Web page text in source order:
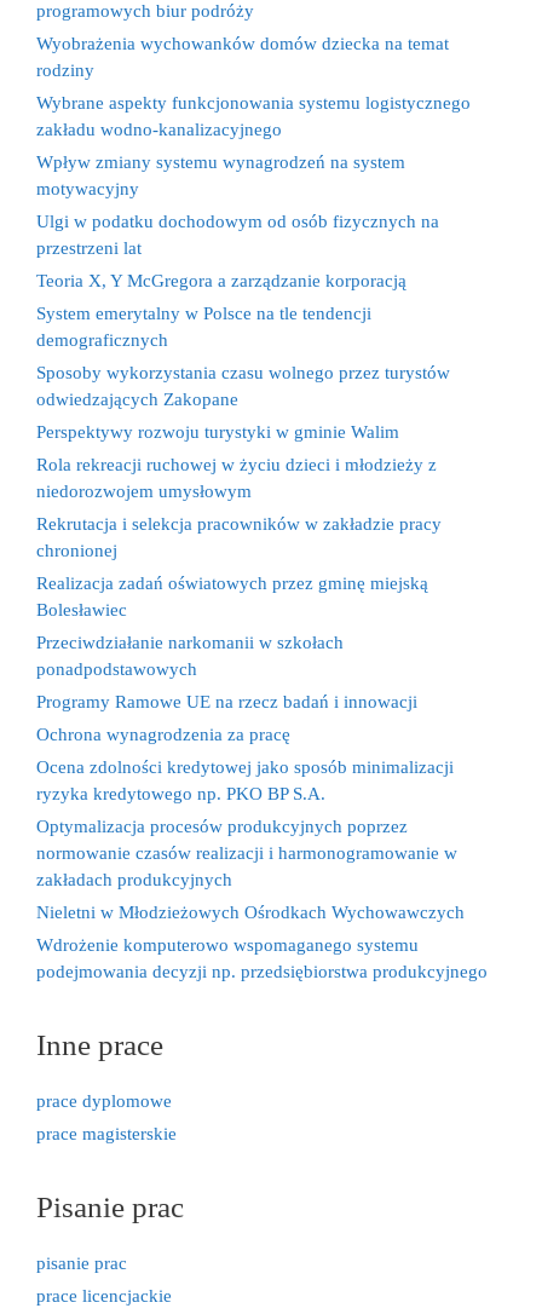
programowych biur podróży
Wyobrażenia wychowanków domów dziecka na temat
rodziny
Wybrane aspekty funkcjonowania systemu logistycznego
zakładu wodno-kanalizacyjnego
Wpływ zmiany systemu wynagrodzeń na system
motywacyjny
Ulgi w podatku dochodowym od osób fizycznych na
przestrzeni lat
Teoria X, Y McGregora a zarządzanie korporacją
System emerytalny w Polsce na tle tendencji
demograficznych
Sposoby wykorzystania czasu wolnego przez turystów
odwiedzających Zakopane
Perspektywy rozwoju turystyki w gminie Walim
Rola rekreacji ruchowej w życiu dzieci i młodzieży z
niedorozwojem umysłowym
Rekrutacja i selekcja pracowników w zakładzie pracy
chronionej
Realizacja zadań oświatowych przez gminę miejską
Bolesławiec
Przeciwdziałanie narkomanii w szkołach
ponadpodstawowych
Programy Ramowe UE na rzecz badań i innowacji
Ochrona wynagrodzenia za pracę
Ocena zdolności kredytowej jako sposób minimalizacji
ryzyka kredytowego np. PKO BP S.A.
Optymalizacja procesów produkcyjnych poprzez
normowanie czasów realizacji i harmonogramowanie w
zakładach produkcyjnych
Nieletni w Młodzieżowych Ośrodkach Wychowawczych
Wdrożenie komputerowo wspomaganego systemu
podejmowania decyzji np. przedsiębiorstwa produkcyjnego
Inne prace
prace dyplomowe
prace magisterskie
Pisanie prac
pisanie prac
prace licencjackie